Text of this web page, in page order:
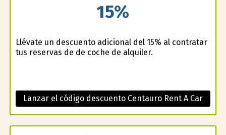
15%
Llévate un descuento adicional del 15% al contratar
tus reservas de de coche de alquiler.
Lanzar el código descuento Centauro Rent A Car